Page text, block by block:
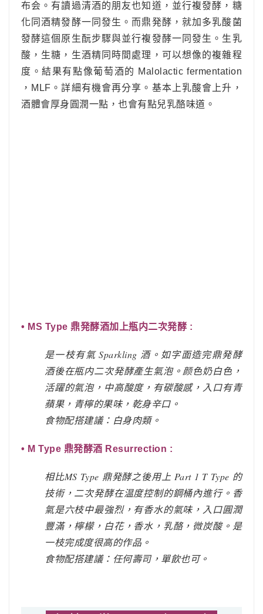
布会。有讀過清酒的朋友也知道，並行複發酵，糖
化同酒精發酵一同發生。而鼎発酵，就加多乳酸菌
發酵這個原生酛步驟與並行複發酵一同發生。生乳
酸，生糖，生酒精同時間處理，可以想像的複雜程
度。結果有點像葡萄酒的 Malolactic fermentation
，MLF。詳細有機會再分享。基本上乳酸會上升，
酒體會厚身圓潤一點，也會有點兒乳酪味道。
• MS Type 鼎発酵酒加上瓶内二次発酵 :
是一枝有氣 Sparkling 酒。如字面造完鼎発酵
酒後在瓶内二次発酵產生氣泡。颜色奶白色，
活躍的氣泡，中高酸度，有碳酸感，入口有青
蘋果，青檸的果味，乾身辛口。
食物配搭建議：白身肉類。
• M Type 鼎発酵酒 Resurrection :
相比MS Type 鼎発酵之後用上 Part 1 T Type 的
技術，二次発酵在温度控制的鋼桶內進行。香
氣是六枝中最強烈，有香水的氣味，入口圓潤
豐滿，檸檬，白花，香水，乳酪，微炭酸。是
一枝完成度很高的作品。
食物配搭建議：任何壽司，單飲也可。